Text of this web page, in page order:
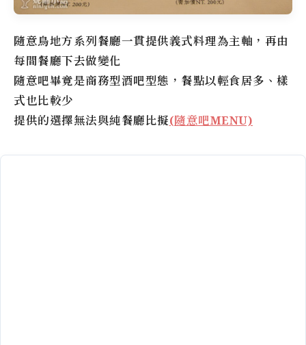
隨意鳥地方系列餐廳一貫提供義式料理為主軸，再由
每間餐廳下去做變化
隨意吧畢竟是商務型酒吧型態，餐點以輕食居多、樣
式也比較少
提供的選擇無法與純餐廳比擬(隨意吧MENU)